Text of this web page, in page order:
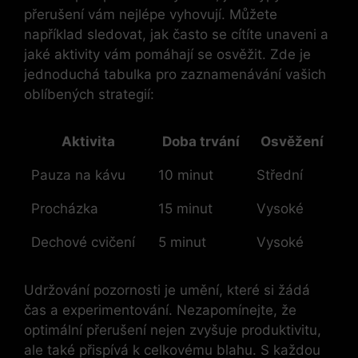
přerušení vám nejlépe vyhovují. Můžete
například sledovat, jak často se cítíte unaveni a
jaké aktivity vám pomáhají se osvěžit. Zde je
jednoduchá tabulka pro zaznamenávání vašich
oblíbených strategií:
Aktivita Doba trvání Osvěžení
Pauza na kávu 10 minut Střední
Procházka 15 minut Vysoké
Dechové cvičení 5 minut Vysoké
Udržování pozornosti je umění, které si žádá
čas a experimentování. Nezapomínejte, že
optimální přerušení nejen zvyšuje produktivitu,
ale také přispívá k celkovému blahu. S každou